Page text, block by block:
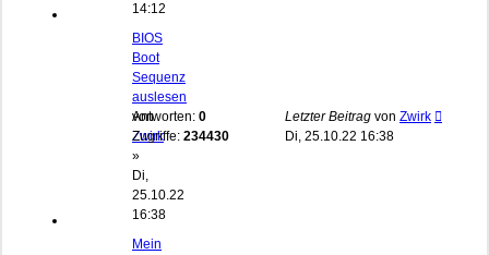
14:12
BIOS
Boot
Sequenz
auslesen
von
Zwirk
»
Di,
25.10.22
16:38
Antworten: 0
Zugriffe: 234430
Letzter Beitrag von Zwirk
Di, 25.10.22 16:38
Mein